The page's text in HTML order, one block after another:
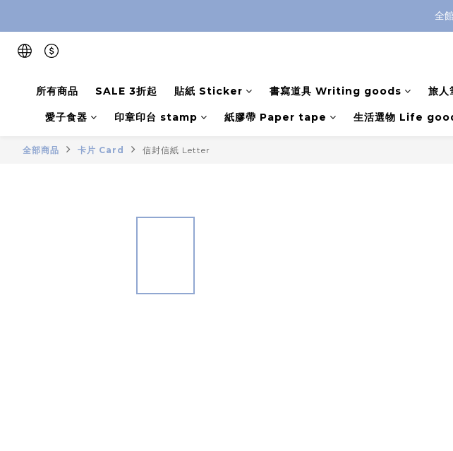
全
全
所有商品
SALE 3折起 貼紙 Sticker 書寫道具 Writing goods 旅
愛子食器 印章印台 stamp 紙膠帶 Paper tape 生活選物 Life
全部商品 卡片 Card 信封信紙 Letter